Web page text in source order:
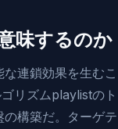
味するのか
連鎖効果を生む
リズムplaylistの
構築だ。ターゲ